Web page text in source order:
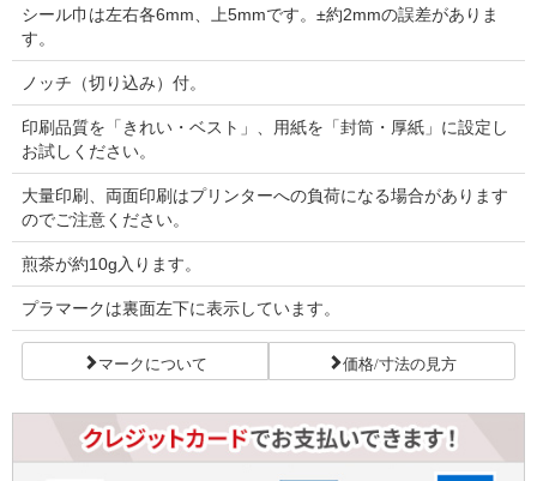
シール巾は左右各6mm、上5mmです。±約2mmの誤差がありま
す。
ノッチ（切り込み）付。
印刷品質を「きれい・ベスト」、用紙を「封筒・厚紙」に設定し
お試しください。
大量印刷、両面印刷はプリンターへの負荷になる場合があります
のでご注意ください。
煎茶が約10g入ります。
プラマークは裏面左下に表示しています。
マークについて 価格/寸法の見方